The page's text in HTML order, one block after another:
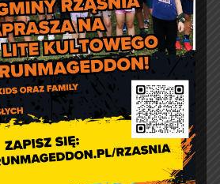
na XIX
Wystawę
SHOW